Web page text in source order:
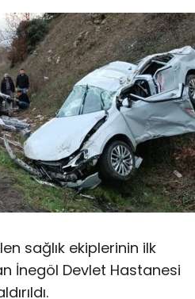
sağlık ekiplerinin ilk
İnegöl Devlet Hastanesi